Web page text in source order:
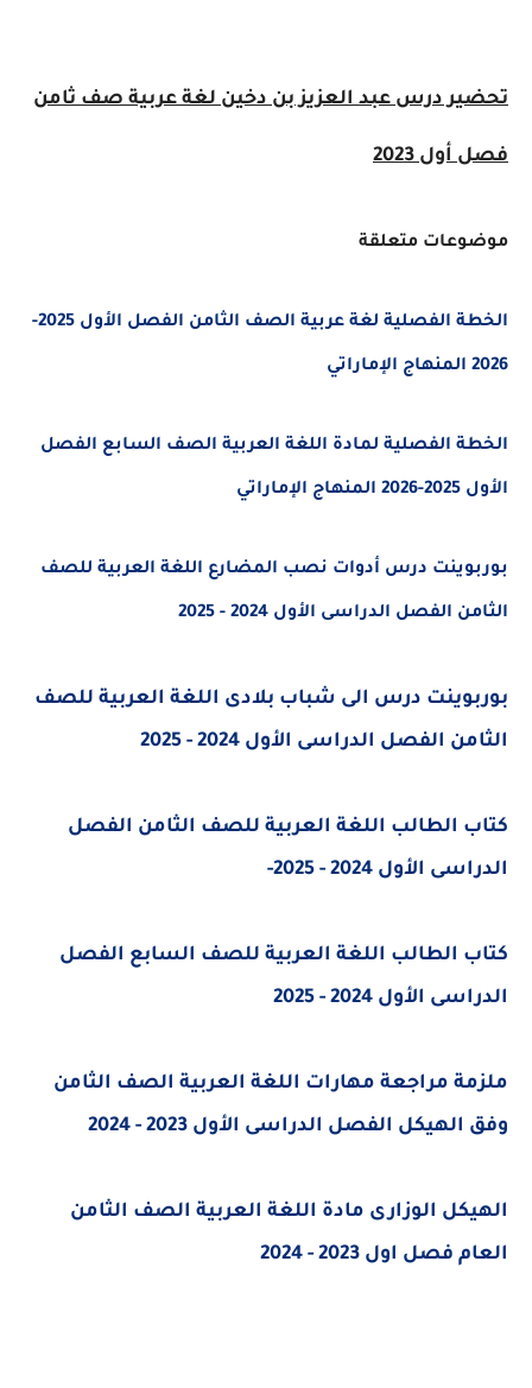
درس عبد العزيز بن دخين لغة عربية صف ثامن
2023
متعلقة
الخطة الفصلية لغة عربية الصف الثامن الفصل الأول 2025-
الفصلية لمادة اللغة العربية الصف السابع الفصل
درس أدوات نصب المضارع اللغة العربية للصف
الفصل الدراسى الأول 2024 - 2025
درس الى شباب بلادى اللغة العربية للصف
الفصل الدراسى الأول 2024 - 2025
الطالب اللغة العربية للصف الثامن الفصل
الأول 2024 - 2025-
الطالب اللغة العربية للصف السابع الفصل
الأول 2024 - 2025
مراجعة مهارات اللغة العربية الصف الثامن
الفصل الدراسى الأول 2023 - 2024
الوزارى مادة اللغة العربية الصف الثامن
اول 2023 - 2024